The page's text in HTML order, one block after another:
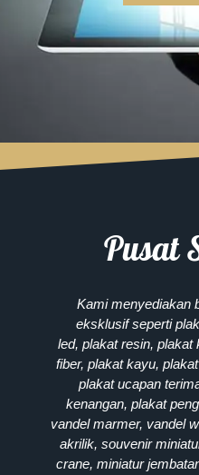
Pusat
Kami menyediakan
eksklusif seperti
led, plakat resin, plakat
fiber, plakat kayu,
plakat ucapan
kenangan, plakat
vandel marmer, vandel
akrilik, souvenir
crane, miniatur